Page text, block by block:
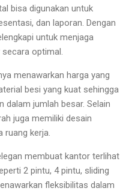
bisa digunakan untuk
dan laporan. Dengan
untuk menjaga
optimal.
menawarkan harga yang
besi yang kuat sehingga
dalam jumlah besar. Selain
juga memiliki desain
kerja.
membuat kantor terlihat
2 pintu, 4 pintu, sliding
fleksibilitas dalam